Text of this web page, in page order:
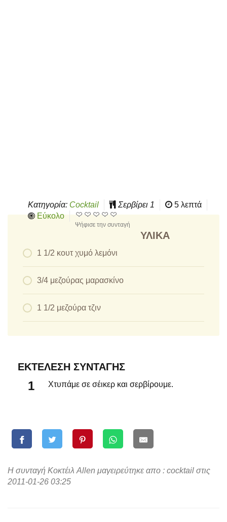
Κατηγορία: Cocktail Σερβίρει 1
5 λεπτά
Εύκολο
Ψήφισε την συνταγή
ΥΛΙΚΆ
1 1/2 κουτ χυμό λεμόνι
3/4 μεζούρας μαρασκίνο
1 1/2 μεζούρα τζιν
ΕΚΤΈΛΕΣΗ ΣΥΝΤΑΓΉΣ
Χτυπάμε σε σέικερ και σερβίρουμε.
Η συνταγή Κοκτέιλ Allen μαγειρεύτηκε απο : cocktail στις
2011-01-26 03:25